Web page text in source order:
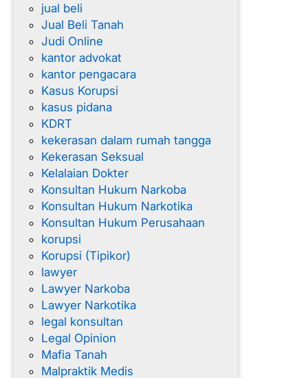
jual beli
Jual Beli Tanah
Judi Online
kantor advokat
kantor pengacara
Kasus Korupsi
kasus pidana
KDRT
kekerasan dalam rumah tangga
Kekerasan Seksual
Kelalaian Dokter
Konsultan Hukum Narkoba
Konsultan Hukum Narkotika
Konsultan Hukum Perusahaan
korupsi
Korupsi (Tipikor)
lawyer
Lawyer Narkoba
Lawyer Narkotika
legal konsultan
Legal Opinion
Mafia Tanah
Malpraktik Medis